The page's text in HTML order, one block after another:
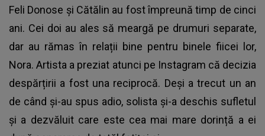
Feli Donose și Cătălin au fost împreună timp de cinci
ani. Cei doi au ales să meargă pe drumuri separate,
dar au rămas în relații bine pentru binele fiicei lor,
Nora. Artista a preziat atunci pe Instagram că decizia
despărțirii a fost una reciprocă. Deși a trecut un an
de când și-au spus adio, solista și-a deschis sufletul
și a dezvăluit care este cea mai mare dorință a ei